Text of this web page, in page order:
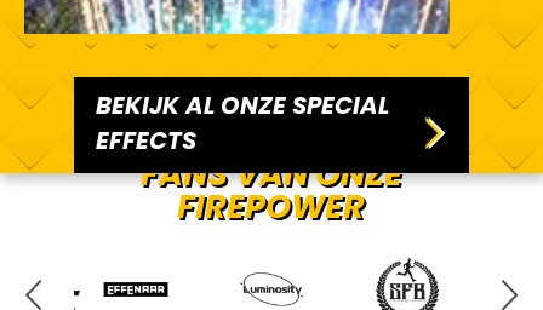
BEKIJK AL ONZE SPECIAL
EFFECTS
FANS VAN ONZE
FIREPOWER